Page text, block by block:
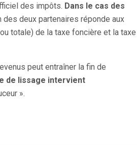
des impôts. Dans le cas des
des deux partenaires réponde aux
totale) de la taxe foncière et la taxe
peut entraîner la fin de
de lissage intervient
».